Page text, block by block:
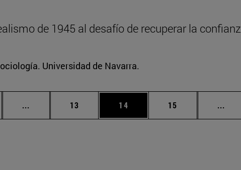
de 1945 al desafío de recuperar la
Universidad de Navarra.
... Páginas intermedias Use TAB para desplazarse.
Página
13 Página
14 Página
15 ...